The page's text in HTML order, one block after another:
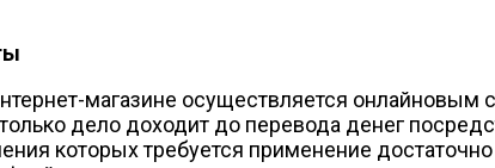
магазине осуществляется
дело доходит до перевода денег
которых требуется применение